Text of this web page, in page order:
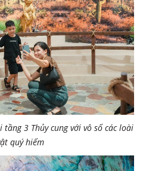
3 Thủy cung với vô số các loài
quý hiếm